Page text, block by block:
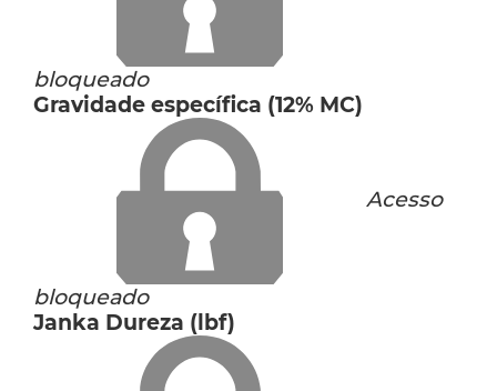
bloqueado
Gravidade específica (12% MC)
Acesso
bloqueado
Janka Dureza (lbf)